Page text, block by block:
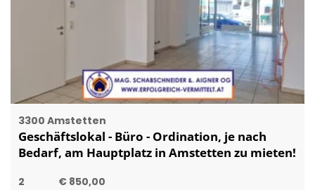
3300 Amstetten
Geschäftslokal - Büro - Ordination, je nach
Bedarf, am Hauptplatz in Amstetten zu mieten!
2 € 850,00